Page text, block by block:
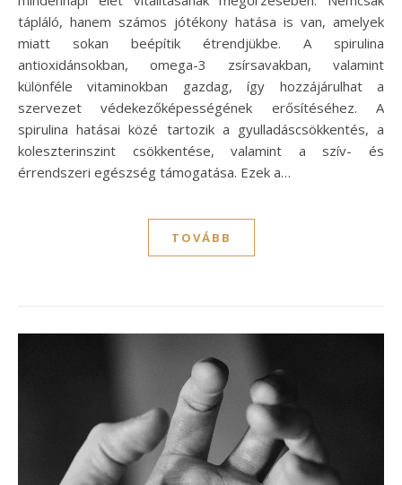
tápláló, hanem számos jótékony hatása is van, amelyek
miatt sokan beépítik étrendjükbe. A spirulina
antioxidánsokban, omega-3 zsírsavakban, valamint
különféle vitaminokban gazdag, így hozzájárulhat a
szervezet védekezőképességének erősítéséhez. A
spirulina hatásai közé tartozik a gyulladáscsökkentés, a
koleszterinszint csökkentése, valamint a szív- és
érrendszeri egészség támogatása. Ezek a…
TOVÁBB